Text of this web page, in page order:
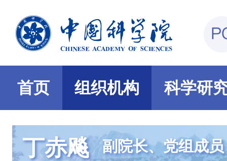
首页 组织机构 科学研
丁赤飚 副院长、党组成员